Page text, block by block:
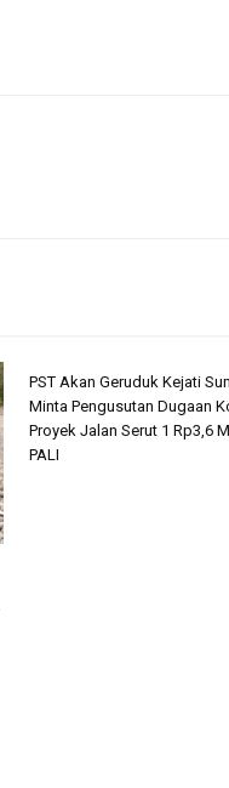
PST Akan Geruduk Kejati
Minta Pengusutan Dugaan
Proyek Jalan Serut 1 Rp3,6
PALI